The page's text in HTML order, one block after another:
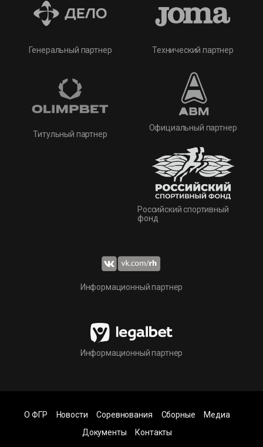
Генеральный партнер
Титульный партнер
Технический партнер
Официальный партнер
Российский спортивный
фонд
Информационный партнер
Информационный партнер
О ФГР Новости Соревнования Сборные
Медиа
Документы
Контакты